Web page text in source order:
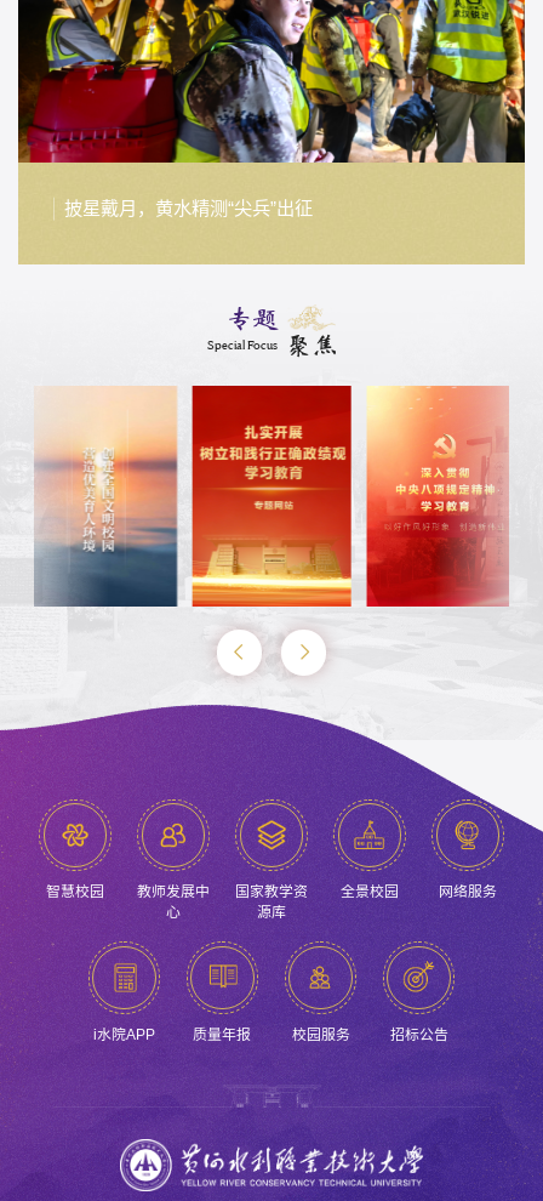
披星戴月，黄水精测“尖兵”出征
专题
Special Focus 聚焦
智慧校园
教师发展中
心
国家教学资
源库
全景校园 网络服务
i水院APP 质量年报 校园服务 招标公告